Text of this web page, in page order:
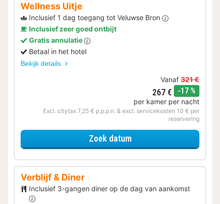
Wellness Uitje
Inclusief 1 dag toegang tot Veluwse Bron
Inclusief zeer goed ontbijt
Gratis annulatie
Betaal in het hotel
Bekijk details
Vanaf 321 €
267 € -17 %
per kamer per nacht
Excl. citytax 7,25 € p.p.p.n. & excl. servicekosten 10 € per
reservering
Zoek datumvoor Wellness Uitje
Verblijf & Diner
Inclusief 3-gangen diner op de dag van aankomst